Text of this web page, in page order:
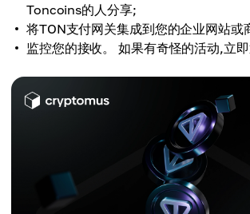
Toncoins的人分享;
将TON支付网关集成到您的企业网站或
监控您的接收。 如果有奇怪的活动,立